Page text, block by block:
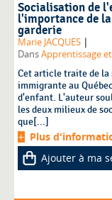
Socialisation de
l'importance de
garderie
Marie JACQUES |
DansApprentissage
Cet article traite de
immigrante au
d'enfant. L'auteur
les deux milieux de
que[...]
Plus
Ajouter à ma